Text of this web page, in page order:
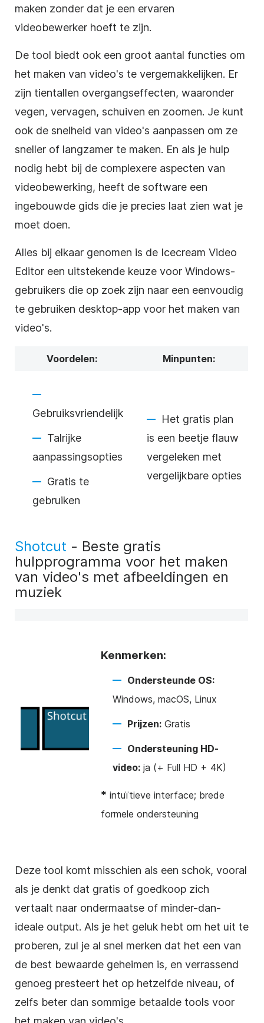
maken zonder dat je een ervaren
videobewerker hoeft te zijn.
De tool biedt ook een groot aantal functies om
het maken van video's te vergemakkelijken. Er
zijn tientallen overgangseffecten, waaronder
vegen, vervagen, schuiven en zoomen. Je kunt
ook de snelheid van video's aanpassen om ze
sneller of langzamer te maken. En als je hulp
nodig hebt bij de complexere aspecten van
videobewerking, heeft de software een
ingebouwde gids die je precies laat zien wat je
moet doen.
Alles bij elkaar genomen is de Icecream Video
Editor een uitstekende keuze voor Windows-
gebruikers die op zoek zijn naar een eenvoudig
te gebruiken desktop-app voor het maken van
video's.
Voordelen: Minpunten:
Gebruiksvriendelijk
Talrijke
aanpassingsopties
Gratis te
gebruiken
Het gratis plan
is een beetje flauw
vergeleken met
vergelijkbare opties
Shotcut - Beste gratis
hulpprogramma voor het maken
van video's met afbeeldingen en
muziek
Kenmerken:
Ondersteunde OS:
Windows, macOS, Linux
Prijzen: Gratis
Ondersteuning HD-
video: ja (+ Full HD + 4K)
* intuïtieve interface; brede
formele ondersteuning
Deze tool komt misschien als een schok, vooral
als je denkt dat gratis of goedkoop zich
vertaalt naar ondermaatse of minder-dan-
ideale output. Als je het geluk hebt om het uit te
proberen, zul je al snel merken dat het een van
de best bewaarde geheimen is, en verrassend
genoeg presteert het op hetzelfde niveau, of
zelfs beter dan sommige betaalde tools voor